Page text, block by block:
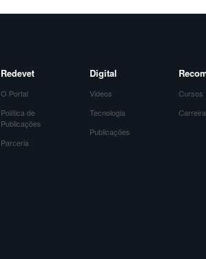
Redevet
O Portal
Política de
Publicações
Parceria
Digital
Videos
Tecnologia
Publicações
Cursos
Carreira